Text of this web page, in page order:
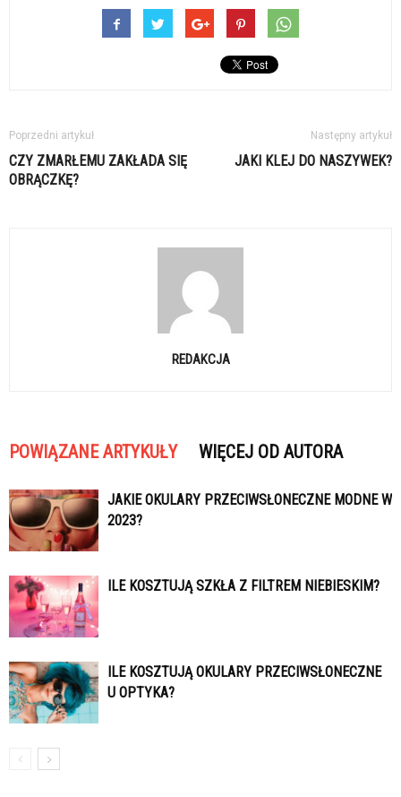
Poprzedni artykuł
CZY ZMARŁEMU ZAKŁADA SIĘ
OBRĄCZKĘ?
Następny artykuł
JAKI KLEJ DO NASZYWEK?
REDAKCJA
POWIĄZANE ARTYKUŁY WIĘCEJ OD AUTORA
JAKIE OKULARY PRZECIWSŁONECZNE MODNE W
2023?
ILE KOSZTUJĄ SZKŁA Z FILTREM NIEBIESKIM?
ILE KOSZTUJĄ OKULARY PRZECIWSŁONECZNE
U OPTYKA?